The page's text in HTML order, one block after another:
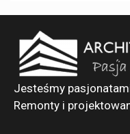
Jesteśmy
Remonty i